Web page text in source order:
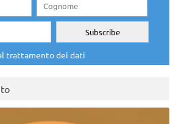
trattamento dei dati